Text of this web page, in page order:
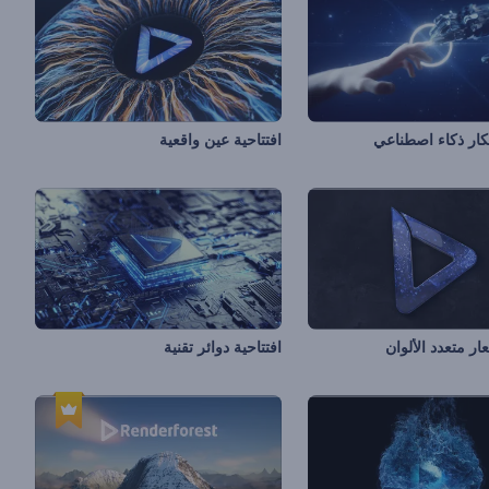
ذكاء اصطناعي افتتاحية عين واقعية
متعدد الألوان افتتاحية دوائر تقنية